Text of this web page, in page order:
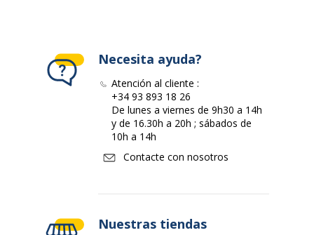
Necesita ayuda?
Atención al cliente :
+34 93 893 18 26
De lunes a viernes de 9h30 a 14h
y de 16.30h a 20h ; sábados de
10h a 14h
Contacte con nosotros
Nuestras tiendas